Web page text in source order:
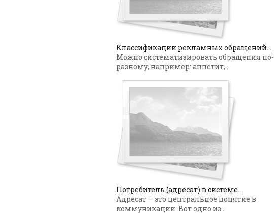
Классификации рекламных обращений...
Можно систематизировать обращения по-
разному, например: аппетит,...
Потребитель (адресат) в системе...
Адресат — это центральное понятие в
коммуникации. Вот одно из...